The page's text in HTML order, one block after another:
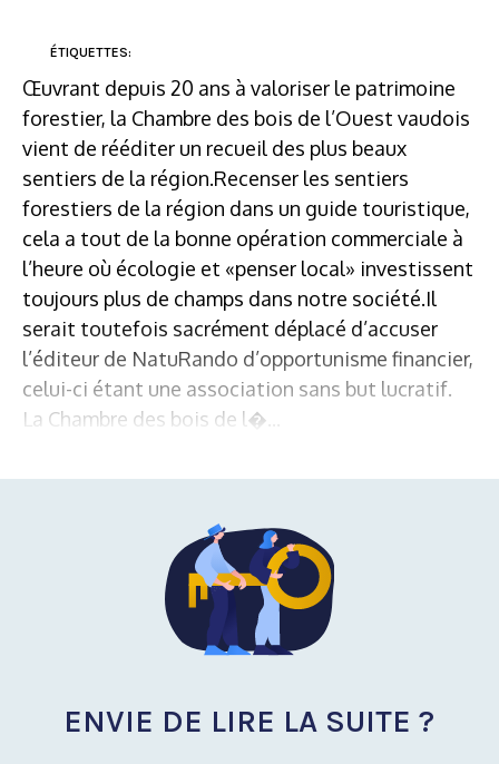
ÉTIQUETTES:
Œuvrant depuis 20 ans à valoriser le patrimoine
forestier, la Chambre des bois de l’Ouest vaudois
vient de rééditer un recueil des plus beaux
sentiers de la région.Recenser les sentiers
forestiers de la région dans un guide touristique,
cela a tout de la bonne opération commerciale à
l’heure où écologie et «penser local» investissent
toujours plus de champs dans notre société.Il
serait toutefois sacrément déplacé d’accuser
l’éditeur de NatuRando d’opportunisme financier,
celui-ci étant une association sans but lucratif.
La Chambre des bois de l�...
ENVIE DE LIRE LA SUITE ?